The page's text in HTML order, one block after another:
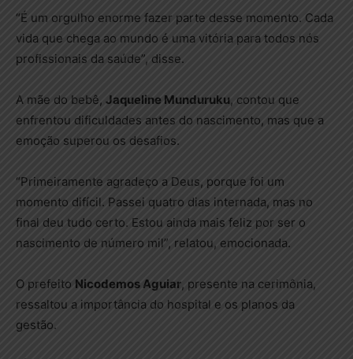
“É um orgulho enorme fazer parte desse momento. Cada
vida que chega ao mundo é uma vitória para todos nós
profissionais da saúde”, disse.
A mãe do bebê, Jaqueline Munduruku, contou que
enfrentou dificuldades antes do nascimento, mas que a
emoção superou os desafios.
“Primeiramente agradeço a Deus, porque foi um
momento difícil. Passei quatro dias internada, mas no
final deu tudo certo. Estou ainda mais feliz por ser o
nascimento de número mil”, relatou, emocionada.
O prefeito Nicodemos Aguiar, presente na cerimônia,
ressaltou a importância do hospital e os planos da
gestão.